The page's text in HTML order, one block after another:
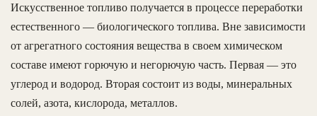
Искусственное топливо получается в процессе переработки
естественного — биологического топлива. Вне зависимости
от агрегатного состояния вещества в своем химическом
составе имеют горючую и негорючую часть. Первая — это
углерод и водород. Вторая состоит из воды, минеральных
солей, азота, кислорода, металлов.